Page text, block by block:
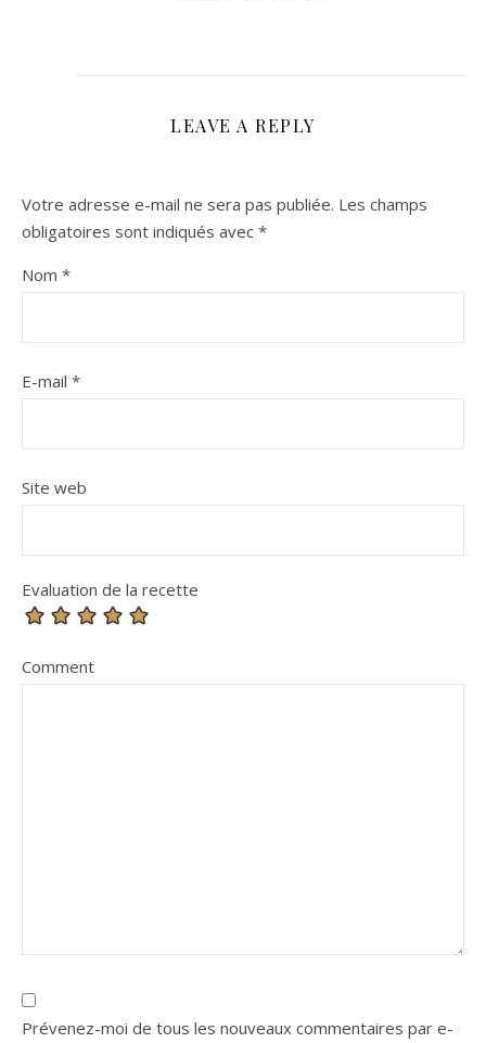
LEAVE A REPLY
Votre adresse e-mail ne sera pas publiée. Les champs
obligatoires sont indiqués avec *
Nom *
E-mail *
Site web
Evaluation de la recette
Comment
Prévenez-moi de tous les nouveaux commentaires par e-